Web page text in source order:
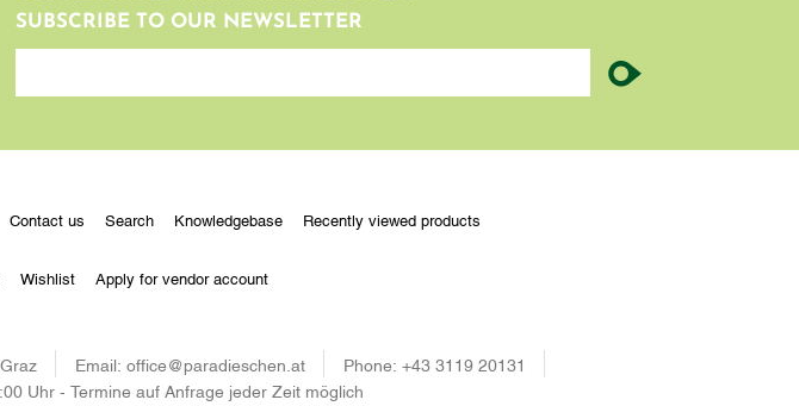
SUBSCRIBE TO OUR NEWSLETTER
newsletter
Contact us Search Knowledgebase Recently viewed products
Wishlist Apply for vendor account
Email: office@paradieschen.at Phone: +43 3119 20131
Uhr - Termine auf Anfrage jeder Zeit möglich